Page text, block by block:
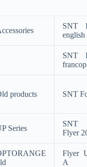
SNT
english
SNT
products SNT
Series
SNT
Flyer
Flyer
A